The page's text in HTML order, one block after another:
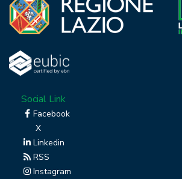
Social Link
Facebook
X
Linkedin
RSS
Instagram